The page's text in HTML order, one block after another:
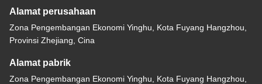
Alamat perusahaan
Zona Pengembangan Ekonomi Yinghu, Kota Fuyang Hangzhou,
Provinsi Zhejiang, Cina
Alamat pabrik
Zona Pengembangan Ekonomi Yinghu, Kota Fuyang Hangzhou,